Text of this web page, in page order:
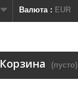
Валюта : EUR
Корзина (пусто)